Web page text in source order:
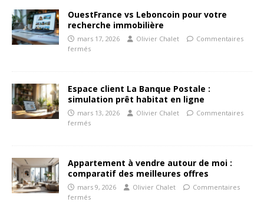
OuestFrance vs Leboncoin pour votre
recherche immobilière
mars 17, 2026 Olivier Chalet
Commentaires
fermés
Espace client La Banque Postale :
simulation prêt habitat en ligne
mars 13, 2026 Olivier Chalet
Commentaires
fermés
Appartement à vendre autour de moi :
comparatif des meilleures offres
mars 9, 2026 Olivier Chalet
Commentaires
fermés